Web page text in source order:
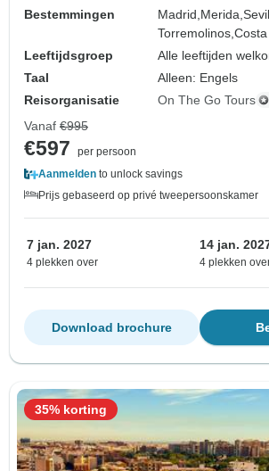
Bestemmingen
Madrid, Merida,
Torremolinos,Costa
Leeftijdsgroep
Alle leeftijden
Taal
Alleen: Engels
Reisorganisatie
On The Go Tours
Vanaf €995
€597
per persoon
Aanmelden to unlock savings
Prijs gebaseerd op privé tweepersoonskamer
7 jan. 2027
4 plekken over
14 jan.
4 plekken
Download brochure
35% korting